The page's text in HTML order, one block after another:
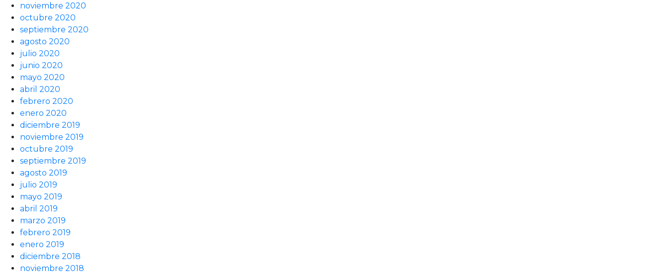
noviembre 2020
octubre 2020
septiembre 2020
agosto 2020
julio 2020
junio 2020
mayo 2020
abril 2020
febrero 2020
enero 2020
diciembre 2019
noviembre 2019
octubre 2019
septiembre 2019
agosto 2019
julio 2019
mayo 2019
abril 2019
marzo 2019
febrero 2019
enero 2019
diciembre 2018
noviembre 2018